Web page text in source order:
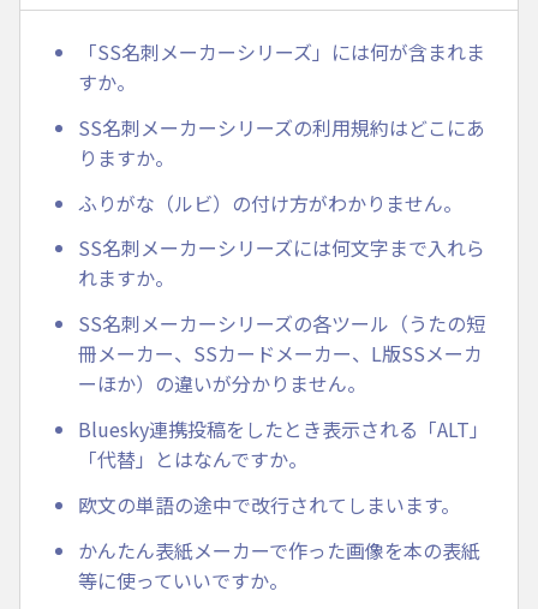
「SS名刺メーカーシリーズ」には何が含まれま
すか。
SS名刺メーカーシリーズの利用規約はどこにあ
りますか。
ふりがな（ルビ）の付け方がわかりません。
SS名刺メーカーシリーズには何文字まで入れら
れますか。
SS名刺メーカーシリーズの各ツール（うたの短
冊メーカー、SSカードメーカー、L版SSメーカ
ーほか）の違いが分かりません。
Bluesky連携投稿をしたとき表示される「ALT」
「代替」とはなんですか。
欧文の単語の途中で改行されてしまいます。
かんたん表紙メーカーで作った画像を本の表紙
等に使っていいですか。